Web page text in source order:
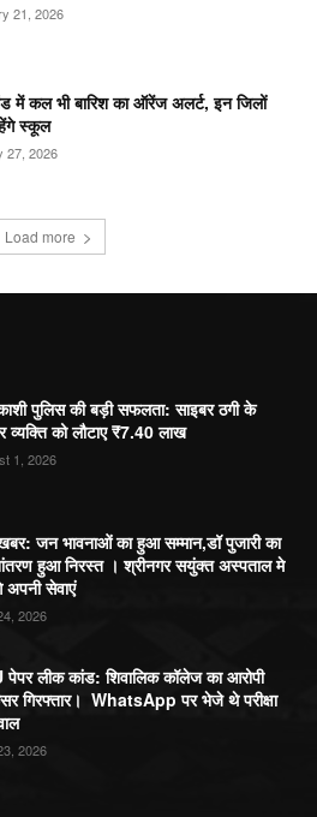
21, 2026
में कल भी बारिश का ऑरेंज अलर्ट, इन जिलों
स्कूल
27, 2026
Load more
पुलिस की बड़ी सफलता: साइबर ठगी के
व्यक्ति को लौटाए ₹7.40 लाख
1, 2026
जन भावनाओं का हुआ सम्मान,डॉ पुजारी का
हुआ निरस्त । श्रीनगर सयुंक्त अस्पताल मे
अपनी सेवाएं
2026
पेपर लीक कांड: शिवालिक कॉलेज का आरोपी
गिरफ्तार। WhatsApp पर भेजे थे परीक्षा
2026